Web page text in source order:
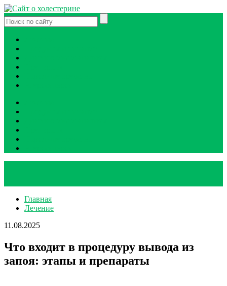
Главная
Лечение
11.08.2025
Что входит в процедуру вывода из
запоя: этапы и препараты